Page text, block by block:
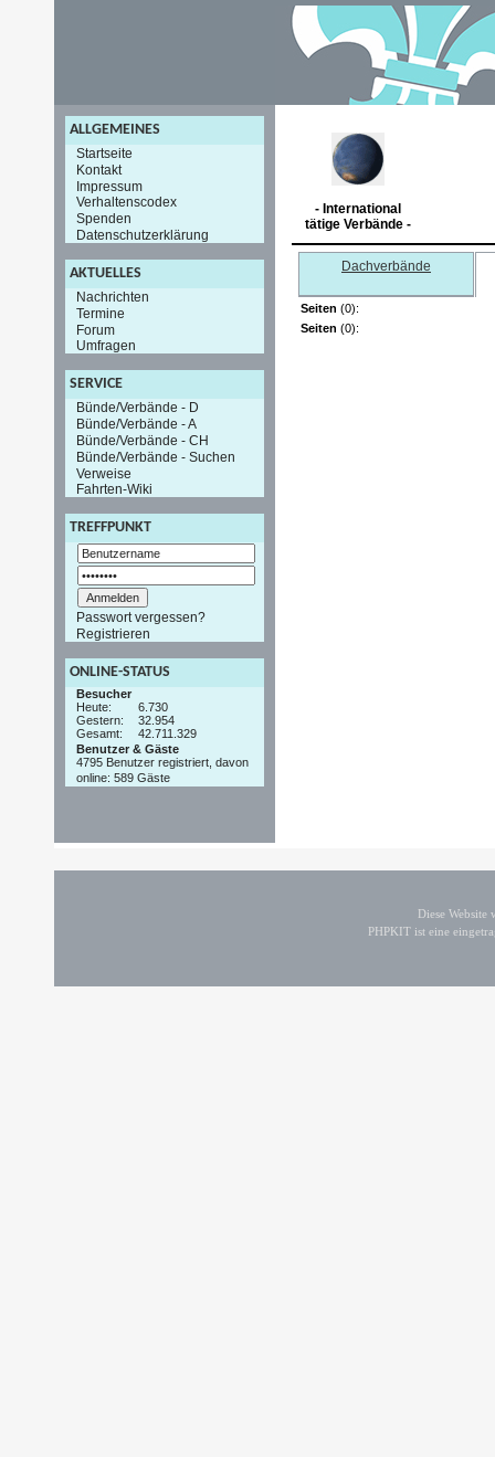
ALLGEMEINES
Startseite
Kontakt
Impressum
Verhaltenscodex
Spenden
Datenschutzerklärung
AKTUELLES
Nachrichten
Termine
Forum
Umfragen
SERVICE
Bünde/Verbände - D
Bünde/Verbände - A
Bünde/Verbände - CH
Bünde/Verbände - Suchen
Verweise
Fahrten-Wiki
TREFFPUNKT
Passwort vergessen?
Registrieren
ONLINE-STATUS
Besucher
Heute:
6.730
Gestern:
32.954
Gesamt:
42.711.329
Benutzer & Gäste
4795 Benutzer registriert, davon
online: 589 Gäste
- International
tätige Verbände -
Dachverbände
Seiten (0):
Seiten (0):
Diese
PHPKIT ist eine